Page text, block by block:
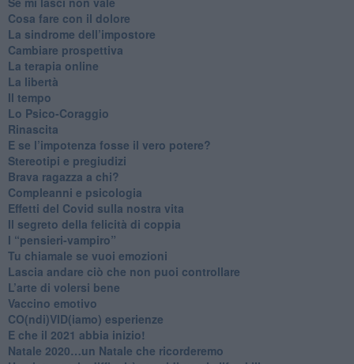
Cosa fare con il dolore
​La sindrome dell’impostore
​Cambiare prospettiva
La terapia online
La libertà
​Il tempo
​Lo Psico-Coraggio
Rinascita
​E se l’impotenza fosse il vero potere?
Stereotipi e pregiudizi
​Brava ragazza a chi?
​Compleanni e psicologia
Effetti del Covid sulla nostra vita
Il segreto della felicità di coppia
​I “pensieri-vampiro”
​Tu chiamale se vuoi emozioni
​Lascia andare ciò che non puoi controllare
L’arte di volersi bene
​Vaccino emotivo
CO(ndi)VID(iamo) esperienze
​E che il 2021 abbia inizio!
​Natale 2020…un Natale che ricorderemo